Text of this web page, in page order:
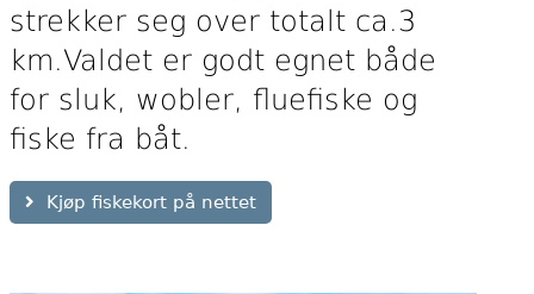
strekker seg over totalt ca.3
km.Valdet er godt egnet både
for sluk, wobler, fluefiske og
fiske fra båt.
Kjøp fiskekort på nettet